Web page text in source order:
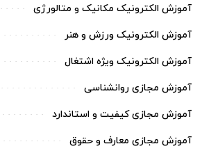
آموزش الکترونیک مکانیک و متالورژی
آموزش الکترونیک ورزش و هنر
آموزش الکترونیک ویژه اشتغال
آموزش مجازی روانشناسی
آموزش مجازی کیفیت و استاندارد
آموزش مجازی معارف و حقوق